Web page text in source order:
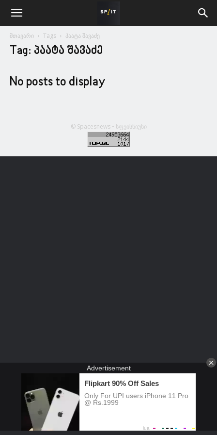
მთავარი Tags პაატა შავაძე
Tag: პაატა შავაძე
No posts to display
© Spacesnews • სფეისნიუსი